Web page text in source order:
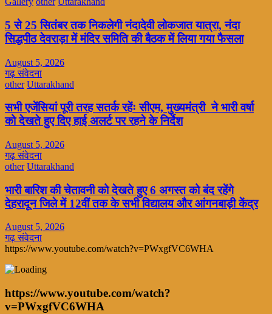
5 से 25 सितंबर तक निकलेगी नंदादेवी लोकजात यात्रा, नंदा
सिद्धपीठ देवराड़ा में मंदिर समिति की बैठक में लिया गया फैसला
August 5, 2026
गढ़ संवेदना
other Uttarakhand
सभी एजेंसियां पूरी तरह सतर्क रहेंः सीएम, मुख्यमंत्री ने भारी वर्षा
को देखते हुए दिए हाई अलर्ट पर रहने के निर्देश
August 5, 2026
गढ़ संवेदना
other Uttarakhand
भारी बारिश की चेतावनी को देखते हुए 6 अगस्त को बंद रहेंगे
देहरादून जिले में 12वीं तक के सभी विद्यालय और आंगनबाड़ी केंद्र
August 5, 2026
गढ़ संवेदना
https://www.youtube.com/watch?v=PWxgfVC6WHA
https://www.youtube.com/watch?
v=PWxgfVC6WHA